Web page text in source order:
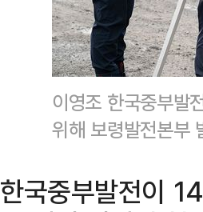
이영조 한국중부발
위해 보령발전본부
한국중부발전이